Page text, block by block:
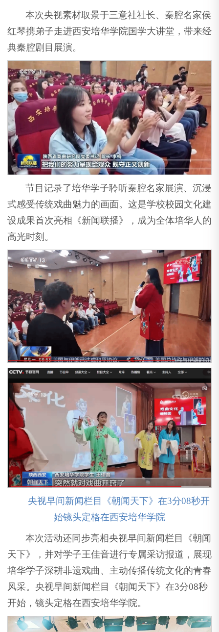
本次央视素材取景于三意社社长、秦腔名家侯
红琴携弟子走进西安培华学院国学大讲堂，带来经
典秦腔剧目展演。
节目记录了培华学子聆听秦腔名家展演、沉浸
式感受传统戏曲魅力的画面。这是学校校园文化建
设成果首次亮相《新闻联播》，成为全体培华人的
高光时刻。
央视早间新闻栏目《朝闻天下》在3分08秒开
始镜头定格在西安培华学院
本次活动还同步亮相央视早间新闻栏目《朝闻
天下》，并对学子王佳音进行专属采访报道，展现
培华学子深耕非遗戏曲、主动传播传统文化的青春
风采。央视早间新闻栏目《朝闻天下》在3分08秒
开始，镜头定格在西安培华学院。